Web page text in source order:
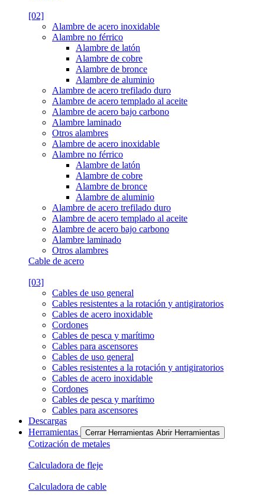
[02]
Alambre de acero inoxidable
Alambre no férrico
Alambre de latón
Alambre de cobre
Alambre de bronce
Alambre de aluminio
Alambre de acero trefilado duro
Alambre de acero templado al aceite
Alambre de acero bajo carbono
Alambre laminado
Otros alambres
Alambre de acero inoxidable
Alambre no férrico
Alambre de latón
Alambre de cobre
Alambre de bronce
Alambre de aluminio
Alambre de acero trefilado duro
Alambre de acero templado al aceite
Alambre de acero bajo carbono
Alambre laminado
Otros alambres
Cable de acero
[03]
Cables de uso general
Cables resistentes a la rotación y antigiratorios
Cables de acero inoxidable
Cordones
Cables de pesca y marítimo
Cables para ascensores
Cables de uso general
Cables resistentes a la rotación y antigiratorios
Cables de acero inoxidable
Cordones
Cables de pesca y marítimo
Cables para ascensores
Descargas
Herramientas
Cerrar Herramientas Abrir Herramientas
Cotización de metales
Calculadora de fleje
Calculadora de cable